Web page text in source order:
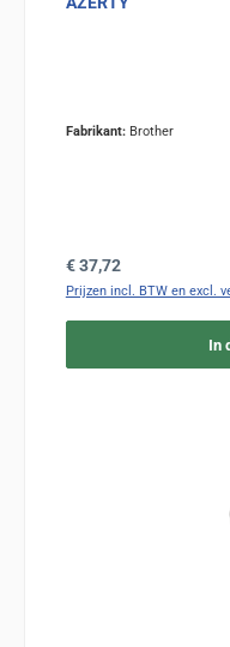
Fabrikant: Brother
Normale prijs:
€ 37,72
Prijzen incl. BTW en excl.
In